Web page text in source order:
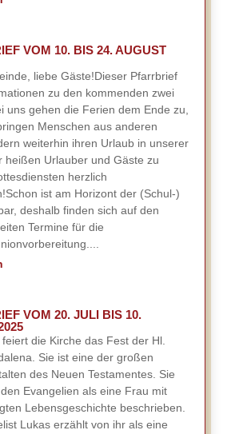
VOM 10. BIS 24. AUGUST
liebe Gäste!Dieser Pfarrbrief
zu den kommenden zwei
uns gehen die Ferien dem Ende zu,
Menschen aus anderen
weiterhin ihren Urlaub in unserer
heißen Urlauber und Gäste zu
herzlich
ist am Horizont der (Schul-)
deshalb finden sich auf den
Termine für die
VOM 20. JULI BIS 10.
die Kirche das Fest der Hl.
Sie ist eine der großen
des Neuen Testamentes. Sie
Evangelien als eine Frau mit
Lebensgeschichte beschrieben.
Lukas erzählt von ihr als eine